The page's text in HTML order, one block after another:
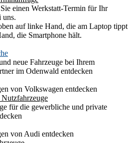
einen Werkstatt-Termin für Ihr
uns.
neue Fahrzeuge bei Ihrem
im Odenwald entdecken
von Volkswagen entdecken
für die gewerbliche und private
von Audi entdecken